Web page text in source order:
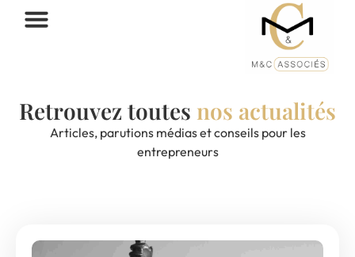
Retrouvez toutes nos actualités
Articles, parutions médias et conseils pour les
entrepreneurs